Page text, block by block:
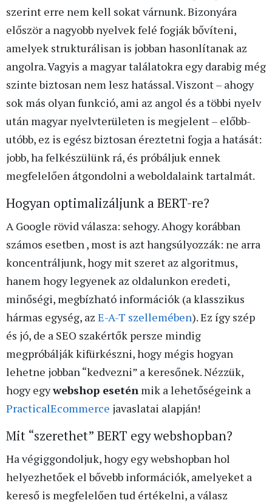
szerint erre nem kell sokat várnunk. Bizonyára
először a nagyobb nyelvek felé fogják bővíteni,
amelyek strukturálisan is jobban hasonlítanak az
angolra. Vagyis a magyar találatokra egy darabig még
szinte biztosan nem lesz hatással. Viszont – ahogy
sok más olyan funkció, ami az angol és a többi nyelv
után magyar nyelvterületen is megjelent – előbb-
utóbb, ez is egész biztosan éreztetni fogja a hatását:
jobb, ha felkészülünk rá, és próbáljuk ennek
megfelelően átgondolni a weboldalaink tartalmát.
Hogyan optimalizáljunk a BERT-re?
A Google rövid válasza: sehogy. Ahogy korábban
számos esetben , most is azt hangsúlyozzák: ne arra
koncentráljunk, hogy mit szeret az algoritmus,
hanem hogy legyenek az oldalunkon eredeti,
minőségi, megbízható információk (a klasszikus
hármas egység, az E-A-T szellemében). Ez így szép
és jó, de a SEO szakértők persze mindig
megpróbálják kifürkészni, hogy mégis hogyan
lehetne jobban “kedvezni” a keresőnek. Nézzük,
hogy egywebshop esetén mik a lehetőségeink a
PracticalEcommerce javaslatai alapján!
Mit “szerethet” BERT egy webshopban?
Ha végiggondoljuk, hogy egy webshopban hol
helyezhetőek el bővebb információk, amelyeket a
kereső is megfelelően tud értékelni, a válasz